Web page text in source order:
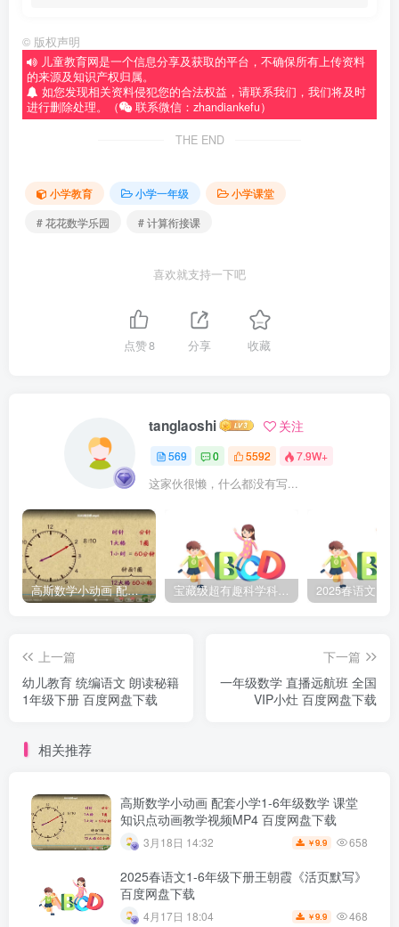
© 版权声明
儿童教育网是一个信息分享及获取的平台，不确保所有上传资料
的来源及知识产权归属。
如您发现相关资料侵犯您的合法权益，请联系我们，我们将及时
进行删除处理。（
联系微信：zhandiankefu）
THE END
小学教育 小学一年级
小学课堂
# 花花数学乐园
# 计算衔接课
喜欢就支持一下吧
点赞8 分享 收藏
tanglaoshi 关注
569 0 5592 7.9W+
这家伙很懒，什么都没有写...
高斯数学小动画 配套小学1-6年级数学 课堂知识点动画教学视频MP4 百度网盘下载 宝藏级超有趣科学科普动画《土豆逗严肃科普》第二季 百度网盘下载
上一篇
幼儿教育 统编语文 朗读秘籍
1年级下册 百度网盘下载
下一篇
一年级数学 直播远航班 全国
VIP小灶 百度网盘下载
相关推荐
高斯数学小动画 配套小学1-6年级数学 课堂
知识点动画教学视频MP4 百度网盘下载
3月18日 14:32 ￥9.9 658
2025春语文1-6年级下册王朝霞《活页默写》
百度网盘下载
4月17日 18:04 ￥9.9 468